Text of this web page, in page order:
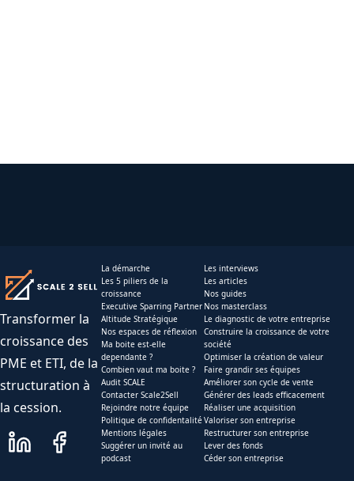
Transformer la
croissance des
PME et ETI, de la
structuration à
la cession.
La démarche
Les 5 piliers de la
croissance
Executive Sparring Partner
Altitude Stratégique
Nos espaces de réflexion
Ma boite est-elle
dependante ?
Combien vaut ma boite ?
Audit SCALE
Contacter Scale2Sell
Rejoindre notre équipe
Politique de confidentalité
Mentions légales
Suggérer un invité au
podcast
Les interviews
Les articles
Nos guides
Nos masterclass
Le diagnostic de votre entreprise
Construire la croissance de votre
société
Optimiser la création de valeur
Faire grandir ses équipes
Améliorer son cycle de vente
Générer des leads efficacement
Réaliser une acquisition
Valoriser son entreprise
Restructurer son entreprise
Lever des fonds
Céder son entreprise